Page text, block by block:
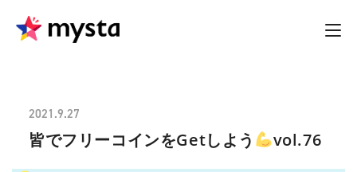
2021.9.27
皆でフリーコインをGetしよう vol.76